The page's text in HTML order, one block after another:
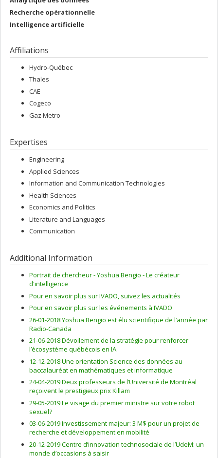
Recherche opérationnelle
Intelligence artificielle
Affiliations
Hydro-Québec
Thales
CAE
Cogeco
Gaz Metro
Expertises
Engineering
Applied Sciences
Information and Communication Technologies
Health Sciences
Economics and Politics
Literature and Languages
Communication
Additional Information
Portrait de chercheur - Yoshua Bengio - Le créateur
d'intelligence
Pour en savoir plus sur IVADO, suivez les actualités
Pour en savoir plus sur les événements à IVADO
26-01-2018 Yoshua Bengio est élu scientifique de l’année par
Radio-Canada
21-06-2018 Dévoilement de la stratégie pour renforcer
l’écosystème québécois en IA
12-12-2018 Une orientation Science des données au
baccalauréat en mathématiques et informatique
24-04-2019 Deux professeurs de l’Université de Montréal
reçoivent le prestigieux prix Killam
29-05-2019 Le visage du premier ministre sur votre robot
sexuel?
03-06-2019 Investissement majeur: 3 M$ pour un projet de
recherche et développement en mobilité
20-12-2019 Centre d’innovation technosociale de l’UdeM: un
monde d’occasions à saisir